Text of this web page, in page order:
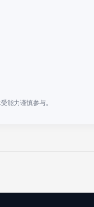
能力谨慎参与。